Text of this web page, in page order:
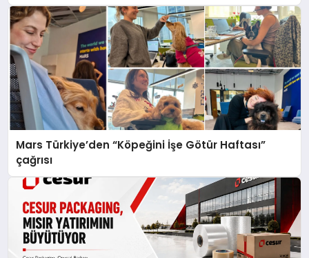
Mars Türkiye’den “Köpeğini İşe Götür Haftası”
çağrısı